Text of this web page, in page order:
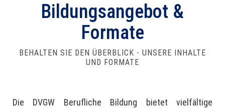
Bildungsangebot &
Formate
BEHALTEN SIE DEN ÜBERBLICK - UNSERE INHALTE
UND FORMATE
Die DVGW Berufliche Bildung bietet vielfältige